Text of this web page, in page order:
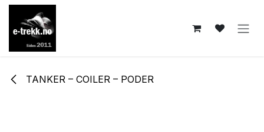
Skip to Content
TANKER – COILER – PODER